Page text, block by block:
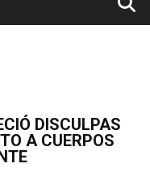
DISCULPAS
A CUERPOS